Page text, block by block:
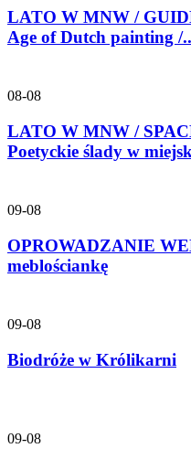
LATO W MNW /
Age of Dutch painting /
08-08
LATO W MNW /
Poetyckie ślady w
09-08
OPROWADZANIE
meblościankę
09-08
Biodróże w Królikarni
09-08